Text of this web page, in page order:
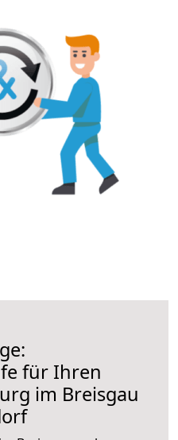
für Ihren
im Breisgau